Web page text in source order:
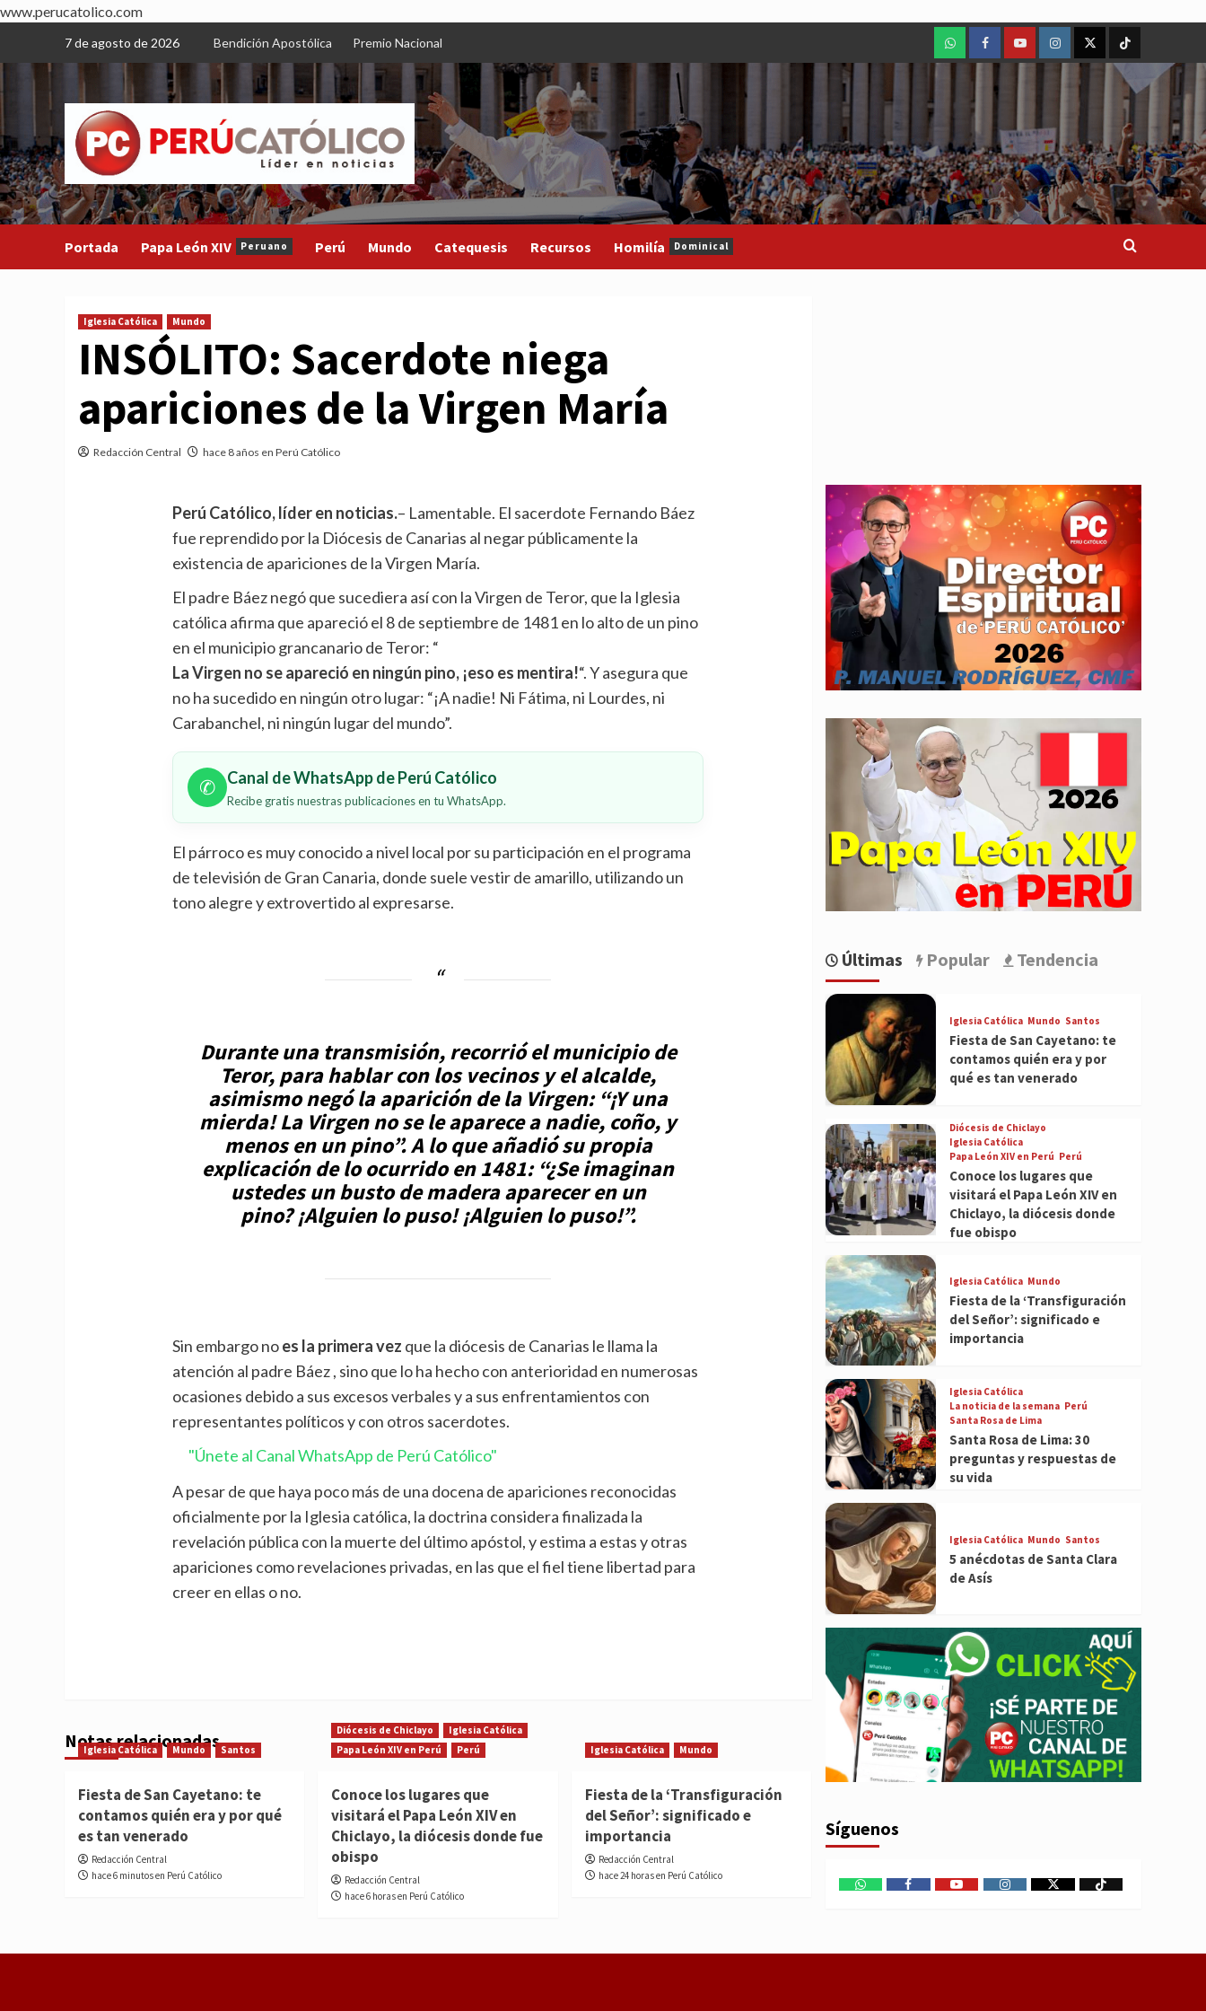
www.perucatolico.com
content
7 de agosto de 2026 Bendición Apostólica Premio Nacional
WhatsAppFacebookYoutubeInstagram
X TikTok
Portada Papa León XIV Peruano Perú Mundo Catequesis Recursos Homilía Dominical
Iglesia Católica Mundo
INSÓLITO: Sacerdote niega
apariciones de la Virgen María
Redacción Central hace 8 años en Perú Católico
Perú Católico, líder en noticias.– Lamentable. El sacerdote Fernando Báez
fue reprendido por la Diócesis de Canarias al negar públicamente la
existencia de apariciones de la Virgen María.
El padre Báez negó que sucediera así con la Virgen de Teror, que la Iglesia
católica afirma que apareció el 8 de septiembre de 1481 en lo alto de un pino
en el municipio grancanario de Teror: “
La Virgen no se apareció en ningún pino, ¡eso es mentira!“. Y asegura que
no ha sucedido en ningún otro lugar: “¡A nadie! Ni Fátima, ni Lourdes, ni
Carabanchel, ni ningún lugar del mundo”.
✆ Canal de WhatsApp de Perú Católico
Recibe gratis nuestras publicaciones en tu WhatsApp.
El párroco es muy conocido a nivel local por su participación en el programa
de televisión de Gran Canaria, donde suele vestir de amarillo, utilizando un
tono alegre y extrovertido al expresarse.
Durante una transmisión, recorrió el municipio de
Teror, para hablar con los vecinos y el alcalde,
asimismo negó la aparición de la Virgen: “¡Y una
mierda! La Virgen no se le aparece a nadie, coño, y
menos en un pino”. A lo que añadió su propia
explicación de lo ocurrido en 1481: “¿Se imaginan
ustedes un busto de madera aparecer en un
pino? ¡Alguien lo puso! ¡Alguien lo puso!”.
Sin embargo noes la primera vez que la diócesis de Canarias le llama la
atención al padre Báez , sino que lo ha hecho con anterioridad en numerosas
ocasiones debido a sus excesos verbales y a sus enfrentamientos con
representantes políticos y con otros sacerdotes.
"Únete al Canal WhatsApp de Perú Católico"
A pesar de que haya poco más de una docena de apariciones reconocidas
oficialmente por la Iglesia católica, la doctrina considera finalizada la
revelación pública con la muerte del último apóstol, y estima a estas y otras
apariciones como revelaciones privadas, en las que el fiel tiene libertad para
creer en ellas o no.
Notas relacionadas
Iglesia Católica Mundo Santos
Fiesta de San Cayetano: te
contamos quién era y por qué
es tan venerado
Redacción Central
hace 6 minutos en Perú Católico
Diócesis de Chiclayo
Iglesia Católica
Papa León XIV en Perú
Perú
Conoce los lugares que
visitará el Papa León XIV en
Chiclayo, la diócesis donde fue
obispo
Redacción Central
hace 6 horas en Perú Católico
Iglesia Católica Mundo
Fiesta de la ‘Transfiguración
del Señor’: significado e
importancia
Redacción Central
hace 24 horas en Perú Católico
Últimas Popular Tendencia
Iglesia Católica Mundo Santos
Fiesta de San Cayetano: te
contamos quién era y por
qué es tan venerado
Diócesis de Chiclayo
Iglesia Católica
Papa León XIV en Perú Perú
Conoce los lugares que
visitará el Papa León XIV en
Chiclayo, la diócesis donde
fue obispo
Iglesia Católica Mundo
Fiesta de la ‘Transfiguración
del Señor’: significado e
importancia
Iglesia Católica
La noticia de la semana Perú
Santa Rosa de Lima
Santa Rosa de Lima: 30
preguntas y respuestas de
su vida
Iglesia Católica Mundo Santos
5 anécdotas de Santa Clara
de Asís
Síguenos
WhatsAppFacebookYoutubeInstagram
X TikTok